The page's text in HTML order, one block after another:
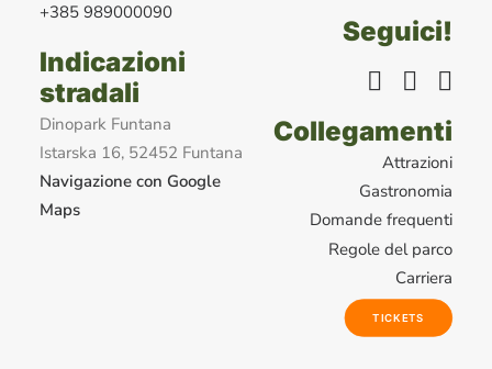
+385 989000090
Indicazioni
stradali
Dinopark Funtana
Istarska 16, 52452 Funtana
Navigazione con Google
Maps
Seguici!
Collegamenti
Attrazioni
Gastronomia
Domande frequenti
Regole del parco
Carriera
TICKETS